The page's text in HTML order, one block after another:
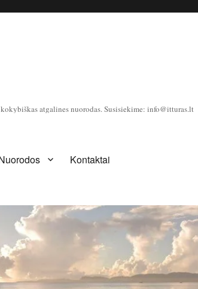
atgalines nuorodas. Susisiekime: info@itturas.lt
Kontaktai